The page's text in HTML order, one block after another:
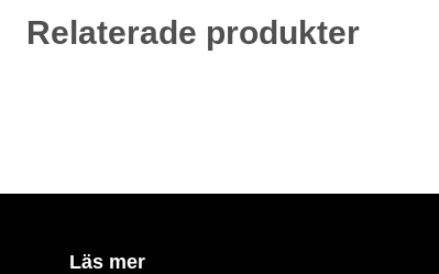
Relaterade produkter
Läs mer